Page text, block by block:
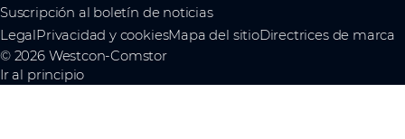
Suscripción al boletín de noticias
LegalPrivacidad y cookiesMapa del sitioDirectrices de marca
© 2026 Westcon-Comstor
Ir al principio